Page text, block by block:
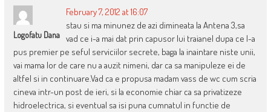
Logofatu Dana
February 7, 2012 at 16:07
stau si ma minunez de azi dimineata la Antena 3,sa
vad ce i-a mai dat prin capusor lui traianel dupa ce l-a
pus premier pe seful serviciilor secrete, baga la inaintare niste unii,
vai mama lor de care nu a auzit nimeni, dar ca sa manipuleze ei de
altfel si in continuare.Vad ca e propusa madam vass de wc cum scria
cineva intr-un post de ieri, si la economie chiar ca sa privatizeze
hidroelectrica, si eventual sa isi puna cumnatul in functie de